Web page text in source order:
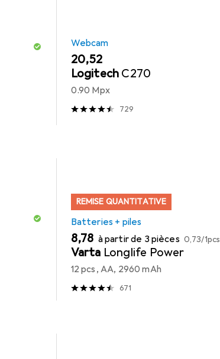
Webcam
EUR
20,52
Logitech C270
0.90 Mpx
729
REMISE QUANTITATIVE
Batteries + piles
EUR
8,78 à partir de 3 pièces EUR
0,73/1pcs
Varta Longlife Power
12 pcs, AA, 2960 mAh
671